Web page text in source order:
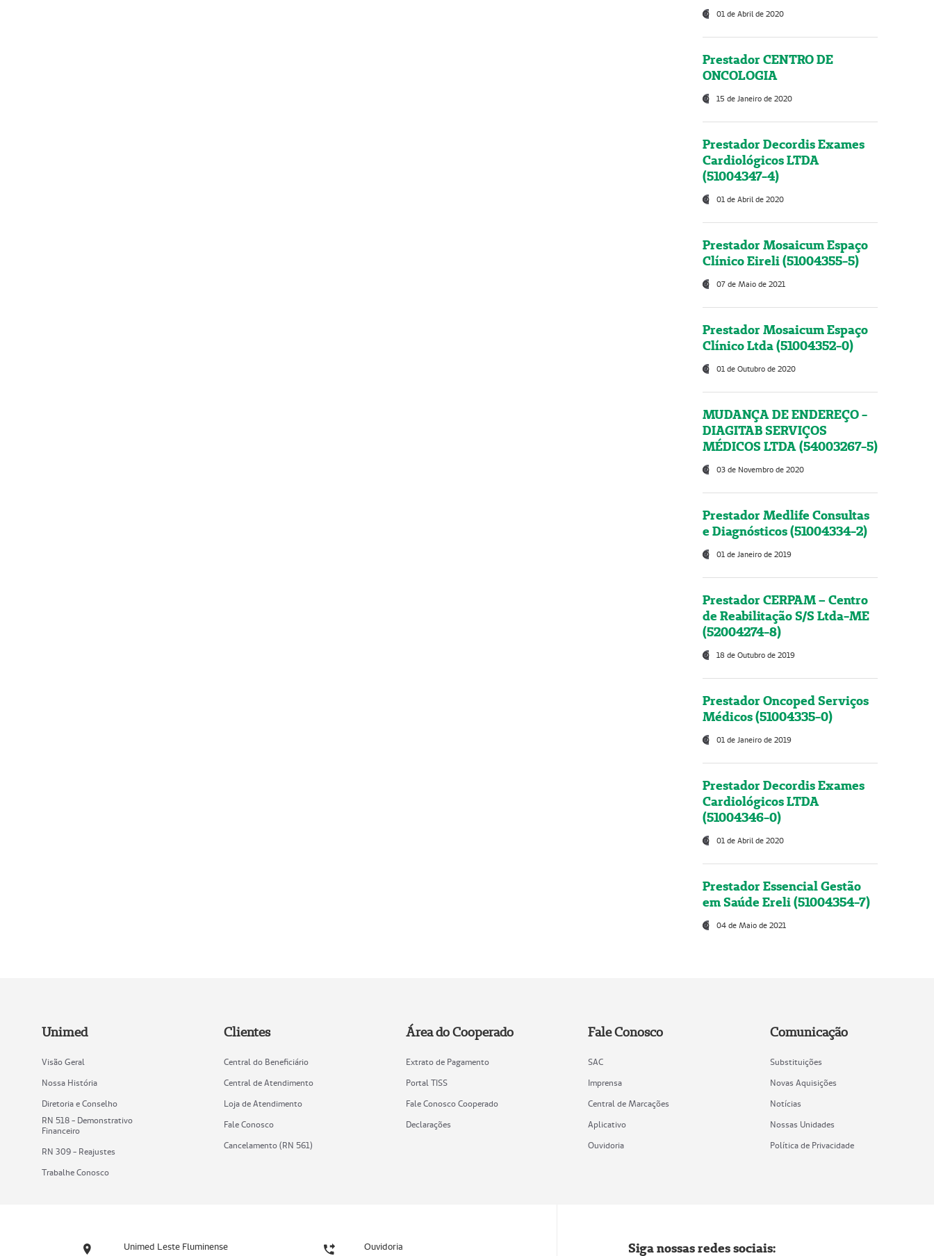
01 de Abril de 2020
Prestador CENTRO DE
ONCOLOGIA
15 de Janeiro de 2020
Prestador Decordis Exames
Cardiológicos LTDA
(51004347-4)
01 de Abril de 2020
Prestador Mosaicum Espaço
Clínico Eireli (51004355-5)
07 de Maio de 2021
Prestador Mosaicum Espaço
Clínico Ltda (51004352-0)
01 de Outubro de 2020
MUDANÇA DE ENDEREÇO -
DIAGITAB SERVIÇOS
MÉDICOS LTDA (54003267-5)
03 de Novembro de 2020
Prestador Medlife Consultas
e Diagnósticos (51004334-2)
01 de Janeiro de 2019
Prestador CERPAM – Centro
de Reabilitação S/S Ltda-ME
(52004274-8)
18 de Outubro de 2019
Prestador Oncoped Serviços
Médicos (51004335-0)
01 de Janeiro de 2019
Prestador Decordis Exames
Cardiológicos LTDA
(51004346-0)
01 de Abril de 2020
Prestador Essencial Gestão
em Saúde Ereli (51004354-7)
04 de Maio de 2021
Unimed
Visão Geral
Nossa História
Diretoria e Conselho
RN 518 - Demonstrativo
Financeiro
RN 309 - Reajustes
Trabalhe Conosco
Clientes
Central do Beneficiário
Central de Atendimento
Loja de Atendimento
Fale Conosco
Cancelamento (RN 561)
Área do Cooperado
Extrato de Pagamento
Portal TISS
Fale Conosco Cooperado
Declarações
Fale Conosco
SAC
Imprensa
Central de Marcações
Aplicativo
Ouvidoria
Comunicação
Substituições
Novas Aquisições
Notícias
Nossas Unidades
Política de Privacidade
Unimed Leste Fluminense Ouvidoria Siga nossas redes sociais: